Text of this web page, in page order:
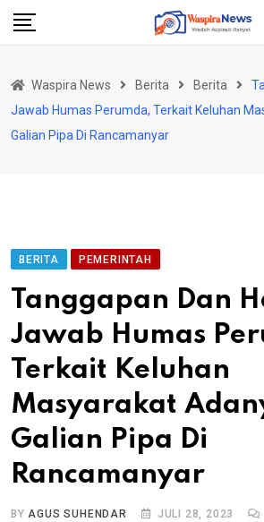
Skip
Waspira News Berita Berita
Jawab Humas Perumda, Terkait Keluhan
Galian Pipa Di Rancamanyar
BERITA PEMERINTAH
Tanggapan Dan
Jawab Humas
Terkait Keluhan
Masyarakat
Galian Pipa Di
Rancamanyar
BYAGUS SUHENDAR JULI 28, 2023